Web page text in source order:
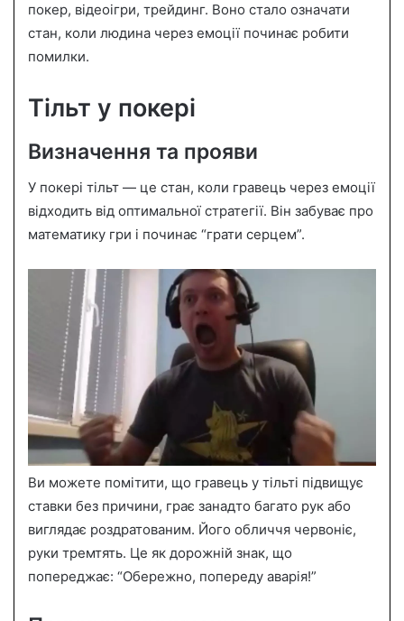
покер, відеоігри, трейдинг. Воно стало означати
стан, коли людина через емоції починає робити
помилки.
Тільт у покері
Визначення та прояви
У покері тільт — це стан, коли гравець через емоції
відходить від оптимальної стратегії. Він забуває про
математику гри і починає “грати серцем”.
Ви можете помітити, що гравець у тільті підвищує
ставки без причини, грає занадто багато рук або
виглядає роздратованим. Його обличчя червоніє,
руки тремтять. Це як дорожній знак, що
попереджає: “Обережно, попереду аварія!”